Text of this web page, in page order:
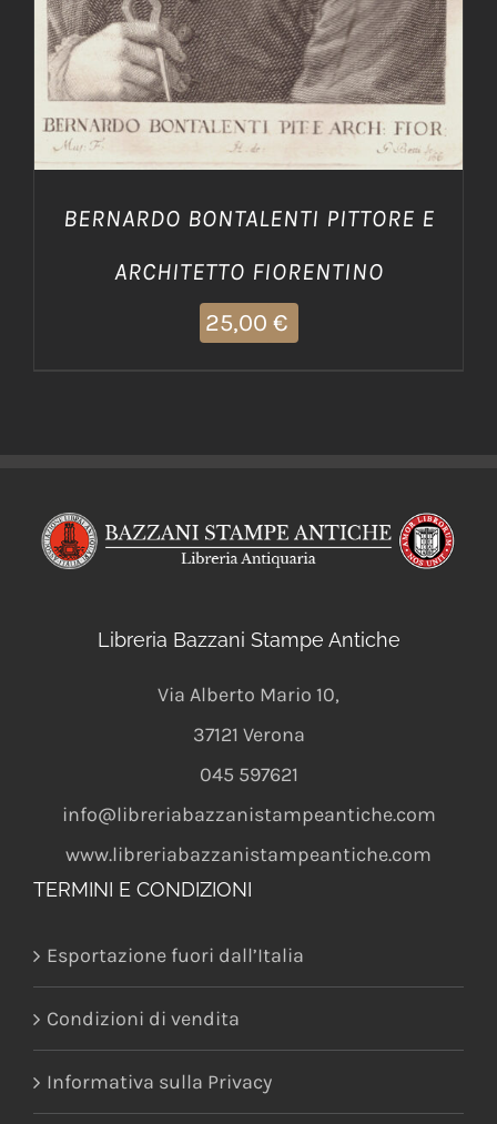
BERNARDO BONTALENTI PITTORE E
ARCHITETTO FIORENTINO
25,00 €
Libreria Bazzani Stampe Antiche
Via Alberto Mario 10,
37121 Verona
045 597621
info@libreriabazzanistampeantiche.com
www.libreriabazzanistampeantiche.com
TERMINI E CONDIZIONI
Esportazione fuori dall’Italia
Condizioni di vendita
Informativa sulla Privacy